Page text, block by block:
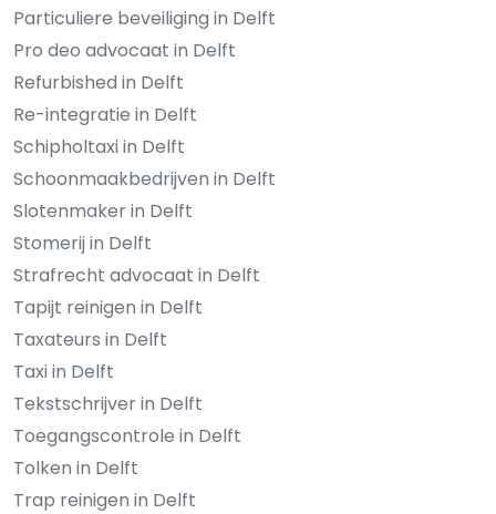
Particuliere beveiliging in Delft
Pro deo advocaat in Delft
Refurbished in Delft
Re-integratie in Delft
Schipholtaxi in Delft
Schoonmaakbedrijven in Delft
Slotenmaker in Delft
Stomerij in Delft
Strafrecht advocaat in Delft
Tapijt reinigen in Delft
Taxateurs in Delft
Taxi in Delft
Tekstschrijver in Delft
Toegangscontrole in Delft
Tolken in Delft
Trap reinigen in Delft